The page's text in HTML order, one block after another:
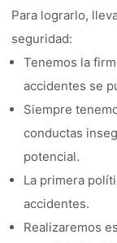
Para lograrlo,
seguridad:
Tenemos la
accidentes se
Siempre
conductas
potencial.
La primera
accidentes.
Realizaremos